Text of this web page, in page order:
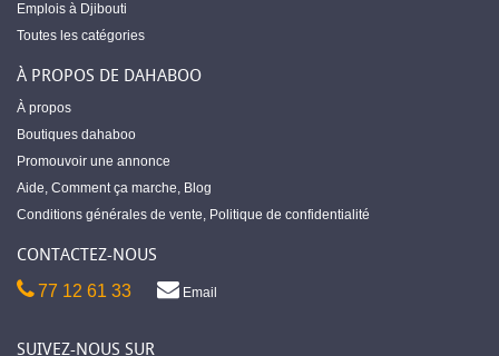
Emplois à Djibouti
Toutes les catégories
À PROPOS DE DAHABOO
À propos
Boutiques dahaboo
Promouvoir une annonce
Aide, Comment ça marche, Blog
Conditions générales de vente, Politique de confidentialité
CONTACTEZ-NOUS
77 12 61 33 Email
SUIVEZ-NOUS SUR